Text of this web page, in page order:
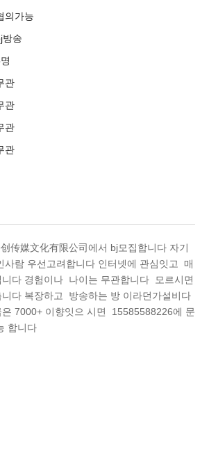
의가능
방송
관
관
관
관
传媒文化有限公司에서 bj모집합니다 자기
사람 우선고려합니다 인터넷에 관심잇고 매
니다 경험이나 나이는 무관합니다 모르시면
다 복장하고 방송하는 방 이라던가설비다
7000+ 이향잇으 시면 15585588226에 문
합니다